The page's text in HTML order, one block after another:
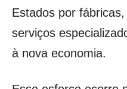
Estados por
serviços
à nova economia.